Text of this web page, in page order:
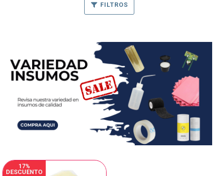
FILTROS
17%
DESCUENTO